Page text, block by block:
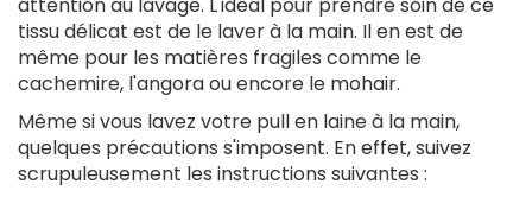
tissu délicat est de le laver à la main. Il en est de
même pour les matières fragiles comme le
cachemire, l'angora ou encore le mohair.
Même si vous lavez votre pull en laine à la main,
quelques précautions s'imposent. En effet, suivez
scrupuleusement les instructions suivantes :